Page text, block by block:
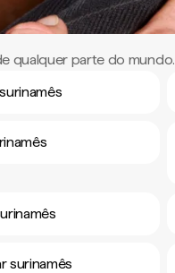
qualquer parte do mundo.
surinamês